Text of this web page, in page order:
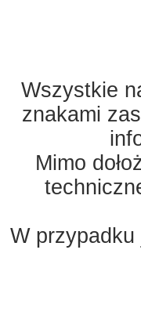
Wszystkie
znakami
Mimo
W